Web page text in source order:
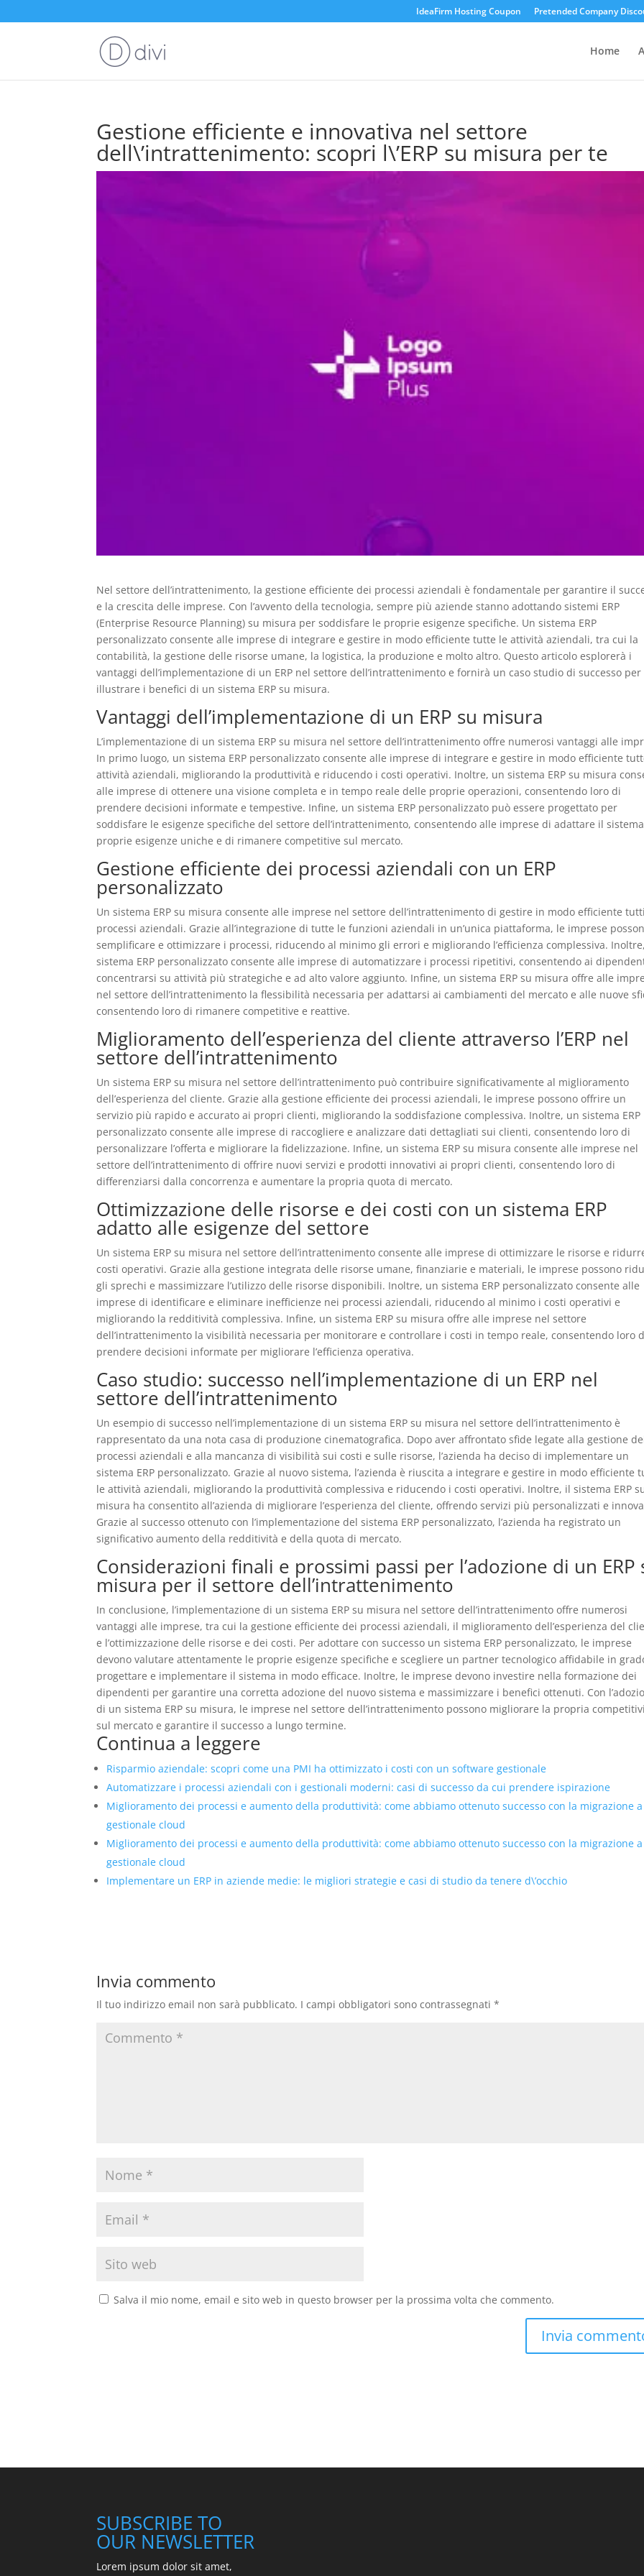
IdeaFirm Hosting Coupon Pretended Company
Home
Gestione efficiente e innovativa nel settore
dell\’intrattenimento: scopri l\’ERP su misura per te
Nel settore dell’intrattenimento, la gestione efficiente dei processi aziendali è fondamentale per garantire il
e la crescita delle imprese. Con l’avvento della tecnologia, sempre più aziende stanno adottando sistemi ERP
(Enterprise Resource Planning) su misura per soddisfare le proprie esigenze specifiche. Un sistema ERP
personalizzato consente alle imprese di integrare e gestire in modo efficiente tutte le attività aziendali, tra cui la
contabilità, la gestione delle risorse umane, la logistica, la produzione e molto altro. Questo articolo esplorerà i
vantaggi dell’implementazione di un ERP nel settore dell’intrattenimento e fornirà un caso studio di successo per
illustrare i benefici di un sistema ERP su misura.
Vantaggi dell’implementazione di un ERP su misura
L’implementazione di un sistema ERP su misura nel settore dell’intrattenimento offre numerosi vantaggi alle
In primo luogo, un sistema ERP personalizzato consente alle imprese di integrare e gestire in modo efficiente
attività aziendali, migliorando la produttività e riducendo i costi operativi. Inoltre, un sistema ERP su misura
alle imprese di ottenere una visione completa e in tempo reale delle proprie operazioni, consentendo loro di
prendere decisioni informate e tempestive. Infine, un sistema ERP personalizzato può essere progettato per
soddisfare le esigenze specifiche del settore dell’intrattenimento, consentendo alle imprese di adattare il
proprie esigenze uniche e di rimanere competitive sul mercato.
Gestione efficiente dei processi aziendali con un ERP
personalizzato
Un sistema ERP su misura consente alle imprese nel settore dell’intrattenimento di gestire in modo efficiente
processi aziendali. Grazie all’integrazione di tutte le funzioni aziendali in un’unica piattaforma, le imprese
semplificare e ottimizzare i processi, riducendo al minimo gli errori e migliorando l’efficienza complessiva.
sistema ERP personalizzato consente alle imprese di automatizzare i processi ripetitivi, consentendo ai
concentrarsi su attività più strategiche e ad alto valore aggiunto. Infine, un sistema ERP su misura offre alle
nel settore dell’intrattenimento la flessibilità necessaria per adattarsi ai cambiamenti del mercato e alle nuove
consentendo loro di rimanere competitive e reattive.
Miglioramento dell’esperienza del cliente attraverso l’ERP nel
settore dell’intrattenimento
Un sistema ERP su misura nel settore dell’intrattenimento può contribuire significativamente al miglioramento
dell’esperienza del cliente. Grazie alla gestione efficiente dei processi aziendali, le imprese possono offrire un
servizio più rapido e accurato ai propri clienti, migliorando la soddisfazione complessiva. Inoltre, un sistema ERP
personalizzato consente alle imprese di raccogliere e analizzare dati dettagliati sui clienti, consentendo loro di
personalizzare l’offerta e migliorare la fidelizzazione. Infine, un sistema ERP su misura consente alle imprese nel
settore dell’intrattenimento di offrire nuovi servizi e prodotti innovativi ai propri clienti, consentendo loro di
differenziarsi dalla concorrenza e aumentare la propria quota di mercato.
Ottimizzazione delle risorse e dei costi con un sistema ERP
adatto alle esigenze del settore
Un sistema ERP su misura nel settore dell’intrattenimento consente alle imprese di ottimizzare le risorse e
costi operativi. Grazie alla gestione integrata delle risorse umane, finanziarie e materiali, le imprese possono
gli sprechi e massimizzare l’utilizzo delle risorse disponibili. Inoltre, un sistema ERP personalizzato consente alle
imprese di identificare e eliminare inefficienze nei processi aziendali, riducendo al minimo i costi operativi e
migliorando la redditività complessiva. Infine, un sistema ERP su misura offre alle imprese nel settore
dell’intrattenimento la visibilità necessaria per monitorare e controllare i costi in tempo reale, consentendo loro
prendere decisioni informate per migliorare l’efficienza operativa.
Caso studio: successo nell’implementazione di un ERP nel
settore dell’intrattenimento
Un esempio di successo nell’implementazione di un sistema ERP su misura nel settore dell’intrattenimento è
rappresentato da una nota casa di produzione cinematografica. Dopo aver affrontato sfide legate alla gestione
processi aziendali e alla mancanza di visibilità sui costi e sulle risorse, l’azienda ha deciso di implementare un
sistema ERP personalizzato. Grazie al nuovo sistema, l’azienda è riuscita a integrare e gestire in modo efficiente
le attività aziendali, migliorando la produttività complessiva e riducendo i costi operativi. Inoltre, il sistema ERP
misura ha consentito all’azienda di migliorare l’esperienza del cliente, offrendo servizi più personalizzati e
Grazie al successo ottenuto con l’implementazione del sistema ERP personalizzato, l’azienda ha registrato un
significativo aumento della redditività e della quota di mercato.
Considerazioni finali e prossimi passi per l’adozione di un ERP
misura per il settore dell’intrattenimento
In conclusione, l’implementazione di un sistema ERP su misura nel settore dell’intrattenimento offre numerosi
vantaggi alle imprese, tra cui la gestione efficiente dei processi aziendali, il miglioramento dell’esperienza del
e l’ottimizzazione delle risorse e dei costi. Per adottare con successo un sistema ERP personalizzato, le imprese
devono valutare attentamente le proprie esigenze specifiche e scegliere un partner tecnologico affidabile in
progettare e implementare il sistema in modo efficace. Inoltre, le imprese devono investire nella formazione dei
dipendenti per garantire una corretta adozione del nuovo sistema e massimizzare i benefici ottenuti. Con
di un sistema ERP su misura, le imprese nel settore dell’intrattenimento possono migliorare la propria
sul mercato e garantire il successo a lungo termine.
Continua a leggere
Risparmio aziendale: scopri come una PMI ha ottimizzato i costi con un software gestionale
Automatizzare i processi aziendali con i gestionali moderni: casi di successo da cui prendere ispirazione
Miglioramento dei processi e aumento della produttività: come abbiamo ottenuto successo con la migrazione
gestionale cloud
Miglioramento dei processi e aumento della produttività: come abbiamo ottenuto successo con la migrazione
gestionale cloud
Implementare un ERP in aziende medie: le migliori strategie e casi di studio da tenere d\’occhio
Invia commento
Il tuo indirizzo email non sarà pubblicato. I campi obbligatori sono contrassegnati*
Salva il mio nome, email e sito web in questo browser per la prossima volta che commento.
SUBSCRIBE TO
OUR NEWSLETTER
Lorem ipsum dolor sit amet,